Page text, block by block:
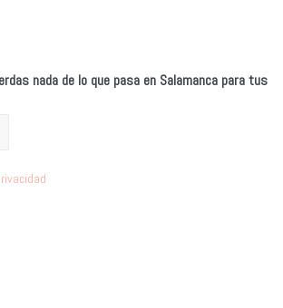
nada de lo que pasa en Salamanca para tus